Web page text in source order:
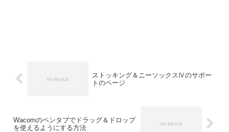
ストッキング＆ニーソックスⅣのサポー
トのページ
Wacomのペンタブでドラッグ＆ドロップ
を使えるようにする方法